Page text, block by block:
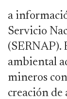
a
Servicio
(SERNAP).
ambiental
mineros
creación de